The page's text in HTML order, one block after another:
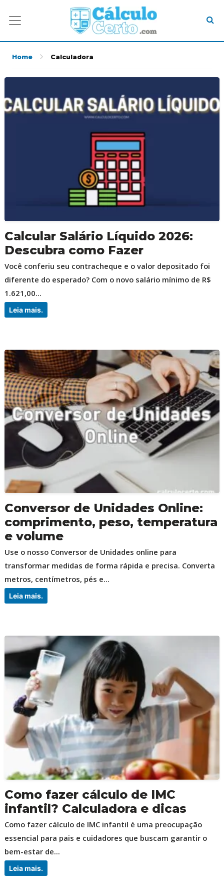
Home Calculadora
Calcular Salário Líquido 2026:
Descubra como Fazer
Você conferiu seu contracheque e o valor depositado foi
diferente do esperado? Com o novo salário mínimo de R$
1.621,00...
Leia mais.
Conversor de Unidades Online:
comprimento, peso, temperatura
e volume
Use o nosso Conversor de Unidades online para
transformar medidas de forma rápida e precisa. Converta
metros, centímetros, pés e...
Leia mais.
Como fazer cálculo de IMC
infantil? Calculadora e dicas
Como fazer cálculo de IMC infantil é uma preocupação
essencial para pais e cuidadores que buscam garantir o
bem-estar de...
Leia mais.